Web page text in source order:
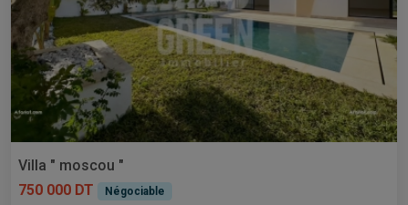
Villa " moscou "
750 000 DT
Négociable